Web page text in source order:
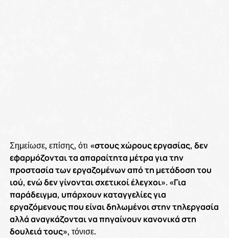
Σημείωσε, επίσης, ότι «στους χώρους εργασίας, δεν
εφαρμόζονται τα απαραίτητα μέτρα για την
προστασία των εργαζομένων από τη μετάδοση του
ιού, ενώ δεν γίνονται σχετικοί έλεγχοι». «Για
παράδειγμα, υπάρχουν καταγγελίες για
εργαζόμενους που είναι δηλωμένοι στην τηλεργασία
αλλά αναγκάζονται να πηγαίνουν κανονικά στη
δουλειά τους», τόνισε.